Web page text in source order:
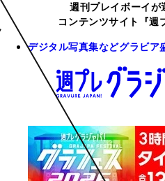
週刊プレイボーイが
コンテンツサイト『週
デジタル写真集などグラビア